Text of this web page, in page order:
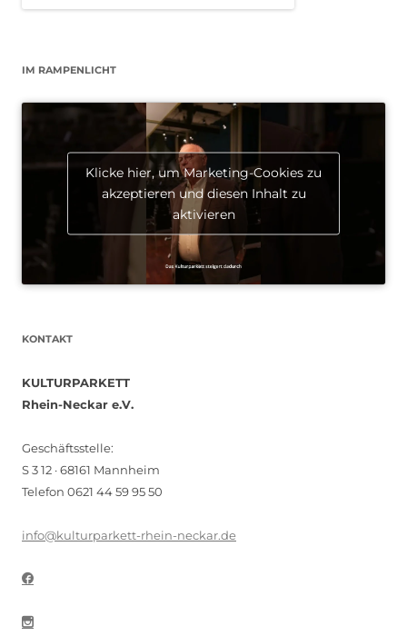
IM RAMPENLICHT
Klicke hier, um Marketing-Cookies zu
akzeptieren und diesen Inhalt zu
aktivieren
KONTAKT
KULTURPARKETT
Rhein-Neckar e.V.
Geschäftsstelle:
S 3 12 · 68161 Mannheim
Telefon 0621 44 59 95 50
info@kulturparkett-rhein-neckar.de